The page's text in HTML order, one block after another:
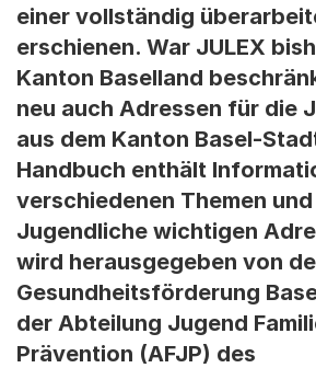
einer vollständig
erschienen. War JULEX
Kanton Baselland
neu auch Adressen für die
aus dem Kanton Basel-
Handbuch enthält
verschiedenen Themen
Jugendliche wichtigen
wird herausgegeben von
Gesundheitsförderung
der Abteilung Jugend
Prävention (AFJP) des